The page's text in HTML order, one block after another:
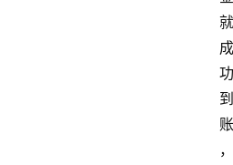
就
成
功
到
账
，